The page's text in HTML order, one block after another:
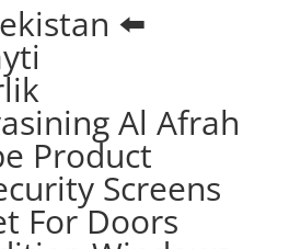
⬅️
Al Afrah
Product
Screens
For Doors